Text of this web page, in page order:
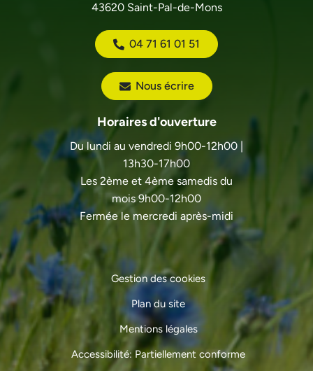
43620 Saint-Pal-de-Mons
04 71 61 01 51
Nous écrire
Horaires d'ouverture
Du lundi au vendredi 9h00-12h00 |
13h30-17h00
Les 2ème et 4ème samedis du
mois 9h00-12h00
Fermée le mercredi après-midi
Gestion des cookies
Plan du site
Mentions légales
Accessibilité: Partiellement conforme